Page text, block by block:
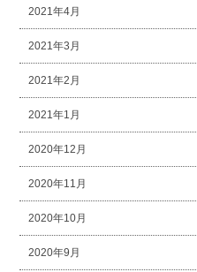
2021年4月
2021年3月
2021年2月
2021年1月
2020年12月
2020年11月
2020年10月
2020年9月